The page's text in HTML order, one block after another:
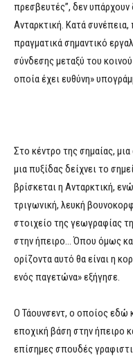
πρεσβευτές”, δεν
Ανταρκτική. Κατά συνέπεια,
πραγματικά σημαντικό
σύνδεσης μεταξύ του
οποία έχει ευθύνη»
Στο κέντρο της σημαίας,
μια πυξίδας δείχνει το
βρίσκεται η Ανταρκτική,
τριγωνική, λευκή
στοιχείο της γεωγραφίας
στην ήπειρο… Όπου όμως
ορίζοντα αυτό θα είναι η
ενός παγετώνα» εξήγησε.
Ο Τάουνσεντ, ο οποίος εδώ
εποχική βάση στην ήπειρο
επίσημες σπουδές